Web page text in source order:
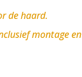
de haard.
montage en